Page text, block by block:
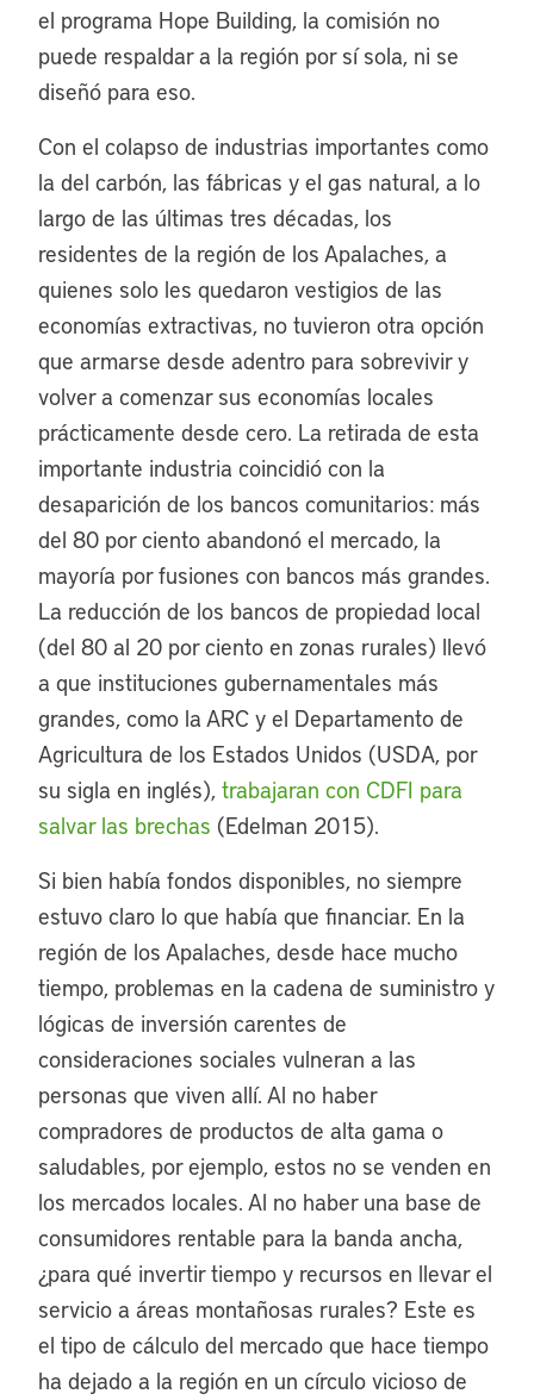
el programa Hope Building, la comisión no
puede respaldar a la región por sí sola, ni se
diseñó para eso.
Con el colapso de industrias importantes como
la del carbón, las fábricas y el gas natural, a lo
largo de las últimas tres décadas, los
residentes de la región de los Apalaches, a
quienes solo les quedaron vestigios de las
economías extractivas, no tuvieron otra opción
que armarse desde adentro para sobrevivir y
volver a comenzar sus economías locales
prácticamente desde cero. La retirada de esta
importante industria coincidió con la
desaparición de los bancos comunitarios: más
del 80 por ciento abandonó el mercado, la
mayoría por fusiones con bancos más grandes.
La reducción de los bancos de propiedad local
(del 80 al 20 por ciento en zonas rurales) llevó
a que instituciones gubernamentales más
grandes, como la ARC y el Departamento de
Agricultura de los Estados Unidos (USDA, por
su sigla en inglés), trabajaran con CDFI para
salvar las brechas (Edelman 2015).
Si bien había fondos disponibles, no siempre
estuvo claro lo que había que financiar. En la
región de los Apalaches, desde hace mucho
tiempo, problemas en la cadena de suministro y
lógicas de inversión carentes de
consideraciones sociales vulneran a las
personas que viven allí. Al no haber
compradores de productos de alta gama o
saludables, por ejemplo, estos no se venden en
los mercados locales. Al no haber una base de
consumidores rentable para la banda ancha,
¿para qué invertir tiempo y recursos en llevar el
servicio a áreas montañosas rurales? Este es
el tipo de cálculo del mercado que hace tiempo
ha dejado a la región en un círculo vicioso de